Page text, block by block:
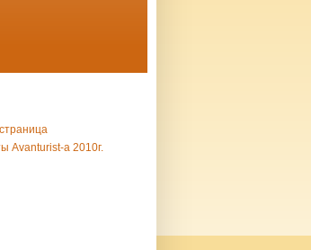
Avanturist-а 2010г.